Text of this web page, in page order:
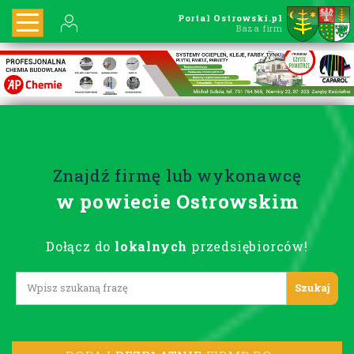
Portal Ostrowski.pl
Baza firm
Znajdź firmę lub wykonawcę
w powiecie Ostrowskim
Dołącz do lokalnych przedsiębiorców!
Lorem ipsum